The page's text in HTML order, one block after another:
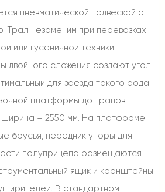
пневматической подвеской с
Трал незаменим при перевозках
или гусеничной техники.
двойного сложения создают угол
для заезда такого рода
платформы до трапов
ширина – 2550 мм. На платформе
брусья, передник упоры для
полуприцепа размещаются
ящик и кронштейны
В стандартном